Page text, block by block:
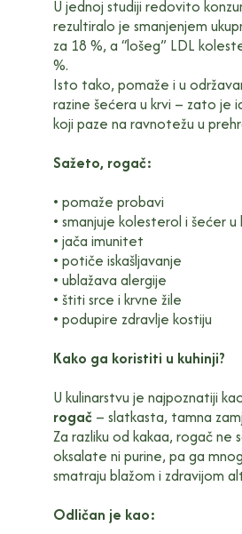
U jednoj studiji redovito
rezultiralo je smanjenjem
za 18 %, a “lošeg” LDL
%.
Isto tako, pomaže i u
razine šećera u krvi – zato je
koji paze na ravnotežu u
Sažeto, rogač:
• pomaže probavi
• smanjuje kolesterol i šećer u
• jača imunitet
• potiče iskašljavanje
• ublažava alergije
• štiti srce i krvne žile
• podupire zdravlje kostiju
Kako ga koristiti u kuhinji?
U kulinarstvu je najpoznatiji
rogač – slatkasta, tamna
Za razliku od kakaa, rogač ne
oksalate ni purine, pa ga
smatraju blažom i zdravijom
Odličan je kao: